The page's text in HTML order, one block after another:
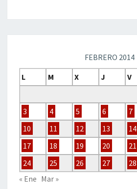
FEBRERO 2014
L
M X J V
3
4 5 6 7
10
11 12 13 14
17
18 19 20 21
24
25 26 27
28
« Ene Mar »